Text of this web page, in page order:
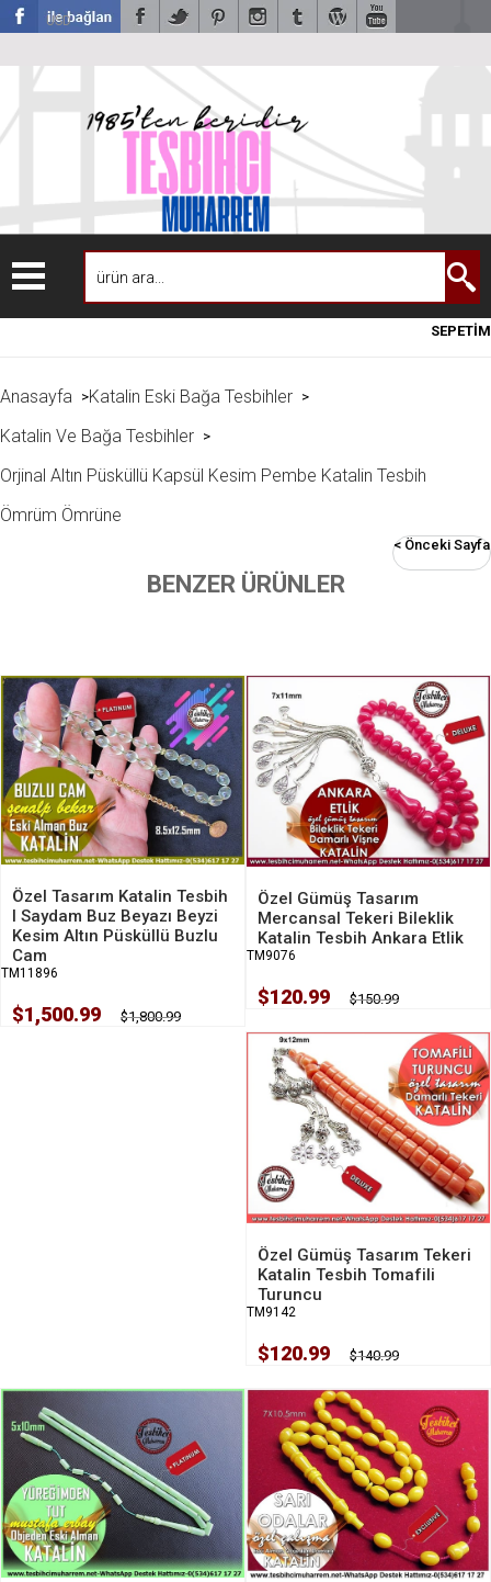
USD
SEPETİM
Anasayfa >Katalin Eski Bağa Tesbihler >
Katalin Ve Bağa Tesbihler >
Orjinal Altın Püsküllü Kapsül Kesim Pembe Katalin Tesbih
Ömrüm Ömrüne
< Önceki Sayfa
BENZER ÜRÜNLER
Özel Tasarım Katalin Tesbih
I Saydam Buz Beyazı Beyzi
Kesim Altın Püsküllü Buzlu
Cam
TM11896
$1,500.99 $1,800.99
Özel Gümüş Tasarım
Mercansal Tekeri Bileklik
Katalin Tesbih Ankara Etlik
TM9076
$120.99 $150.99
Özel Gümüş Tasarım Tekeri
Katalin Tesbih Tomafili
Turuncu
TM9142
$120.99 $140.99